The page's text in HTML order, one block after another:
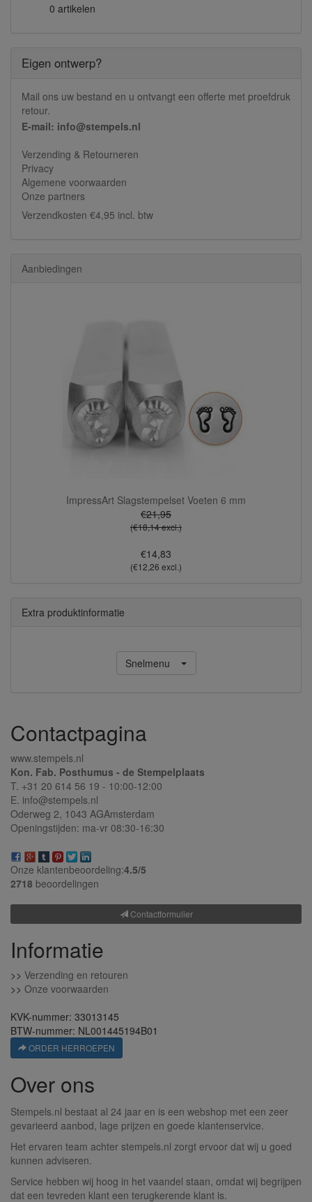
0 artikelen
Eigen ontwerp?
Mail ons uw bestand en u ontvangt een offerte met proefdruk
retour.
E-mail: info@stempels.nl
Verzending & Retourneren
Privacy
Algemene voorwaarden
Onze partners
Verzendkosten €4,95 incl. btw
Aanbiedingen
ImpressArt Slagstempelset Voeten 6 mm
€21,95
(€18,14 excl.)
€14,83
(€12,26 excl.)
Extra produktinformatie
Snelmenu
Contactpagina
www.stempels.nl
Kon. Fab. Posthumus - de Stempelplaats
T. +31 20 614 56 19 - 10:00-12:00
E. info@stempels.nl
Oderweg 2, 1043 AGAmsterdam
Openingstijden: ma-vr 08:30-16:30
Onze klantenbeoordeling:4.5/5
2718 beoordelingen
Contactformulier
Informatie
>> Verzending en retouren
>> Onze voorwaarden
KVK-nummer: 33013145
BTW-nummer: NL001445194B01
ORDER HERROEPEN
Over ons
Stempels.nl bestaat al 24 jaar en is een webshop met een zeer
gevarieerd aanbod, lage prijzen en goede klantenservice.
Het ervaren team achter stempels.nl zorgt ervoor dat wij u goed
kunnen adviseren.
Service hebben wij hoog in het vaandel staan, omdat wij begrijpen
dat een tevreden klant een terugkerende klant is.